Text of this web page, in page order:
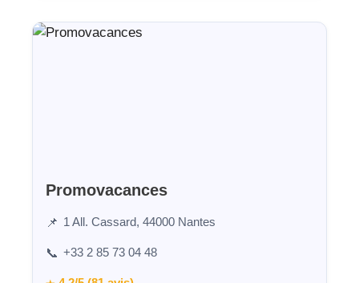
Promovacances
📌 1 All. Cassard, 44000 Nantes
📞 +33 2 85 73 04 48